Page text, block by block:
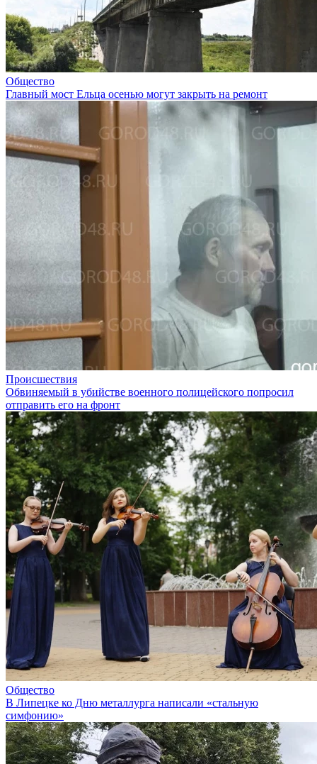
Общество
Главный мост Ельца осенью могут закрыть на ремонт
Происшествия
Обвиняемый в убийстве военного полицейского попросил
отправить его на фронт
Общество
В Липецке ко Дню металлурга написали «стальную
симфонию»